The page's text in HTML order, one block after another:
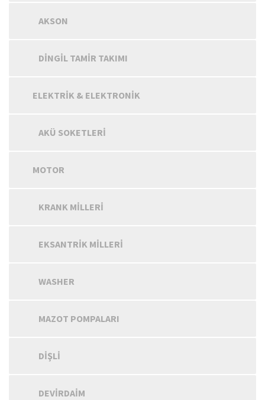
AKSON
DINGIL TAMIR TAKIMI
ELEKTRIK & ELEKTRONIK
AKÜ SOKETLERI
MOTOR
KRANK MILLERI
EKSANTRIK MILLERI
WASHER
MAZOT POMPALARI
DIŞLI
DEVIRDAIM